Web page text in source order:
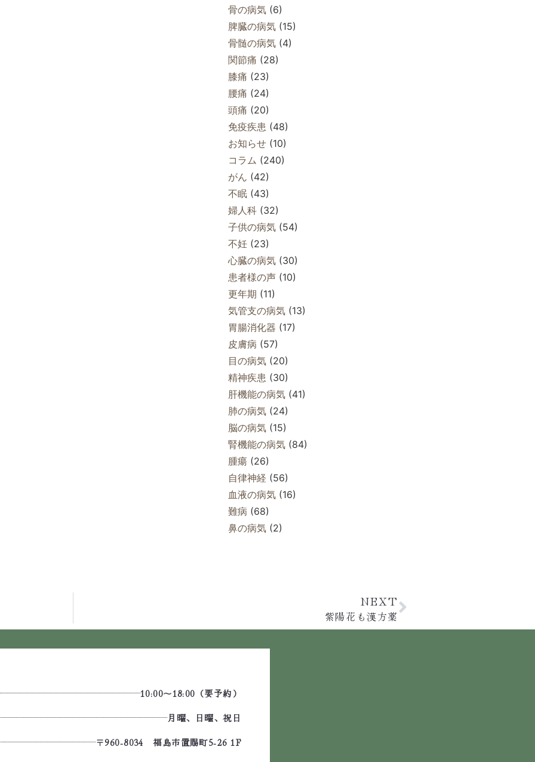
骨の病気(6)
脾臓の病気(15)
骨髄の病気(4)
関節痛 (28)
膝痛 (23)
腰痛 (24)
頭痛 (20)
免疫疾患 (48)
お知らせ(10)
コラム (240)
がん (42)
不眠(43)
婦人科(32)
子供の病気(54)
不妊(23)
心臓の病気(30)
患者様の声(10)
更年期 (11)
気管支の病気(13)
胃腸消化器 (17)
皮膚病 (57)
目の病気(20)
精神疾患 (30)
肝機能の病気(41)
肺の病気(24)
脳の病気(15)
腎機能の病気(84)
腫瘍(26)
自律神経 (56)
血液の病気(16)
難病 (68)
鼻の病気(2)
NEXT
紫陽花も漢方薬
10:00～18:00（要予約）
月曜、日曜、祝日
〒960-8034 福島市置賜町5-26 1F